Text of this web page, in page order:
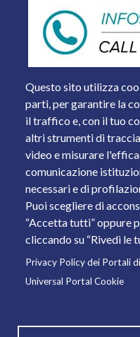
Questo sito utilizza
parti, per garantire la
il traffico e, con il tuo
altri strumenti di
video e misurare
comunicazione
necessari e di
Puoi scegliere di
“Accetta tutti” oppure
cliccando su “Rivedi le
Privacy Policy dei Portali
Universal Portal Cookie
Piazza del Mercato, 15 -
Tel. +39 030 2988.1 PEC:
Partita IVA:
© 2011